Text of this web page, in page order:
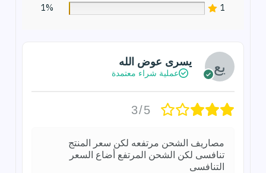
1
1%
يسرى عوض الله
عملية شراء معتمدة
3/5
مصاريف الشحن مرتفعه لكن سعر المنتج
تنافسى لكن الشحن المرتفع أضاع السعر
التنافسى